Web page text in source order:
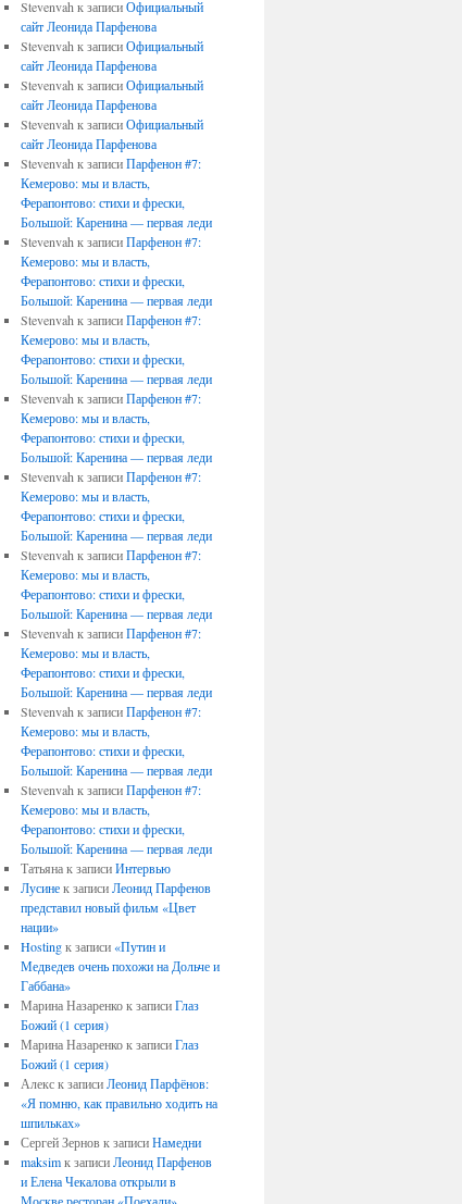
Stevenvah к записиОфициальный
сайт Леонида Парфенова
Stevenvah к записиОфициальный
сайт Леонида Парфенова
Stevenvah к записиОфициальный
сайт Леонида Парфенова
Stevenvah к записиОфициальный
сайт Леонида Парфенова
Stevenvah к записиПарфенон #7:
Кемерово: мы и власть,
Ферапонтово: стихи и фрески,
Большой: Каренина — первая леди
Stevenvah к записиПарфенон #7:
Кемерово: мы и власть,
Ферапонтово: стихи и фрески,
Большой: Каренина — первая леди
Stevenvah к записиПарфенон #7:
Кемерово: мы и власть,
Ферапонтово: стихи и фрески,
Большой: Каренина — первая леди
Stevenvah к записиПарфенон #7:
Кемерово: мы и власть,
Ферапонтово: стихи и фрески,
Большой: Каренина — первая леди
Stevenvah к записиПарфенон #7:
Кемерово: мы и власть,
Ферапонтово: стихи и фрески,
Большой: Каренина — первая леди
Stevenvah к записиПарфенон #7:
Кемерово: мы и власть,
Ферапонтово: стихи и фрески,
Большой: Каренина — первая леди
Stevenvah к записиПарфенон #7:
Кемерово: мы и власть,
Ферапонтово: стихи и фрески,
Большой: Каренина — первая леди
Stevenvah к записиПарфенон #7:
Кемерово: мы и власть,
Ферапонтово: стихи и фрески,
Большой: Каренина — первая леди
Stevenvah к записиПарфенон #7:
Кемерово: мы и власть,
Ферапонтово: стихи и фрески,
Большой: Каренина — первая леди
Татьянак записиИнтервью
Лусинек записиЛеонид Парфенов
представил новый фильм «Цвет
нации»
Hostingк записи«Путин и
Медведев очень похожи на Дольче и
Габбана»
Марина Назаренкок записиГлаз
Божий (1 серия)
Марина Назаренкок записиГлаз
Божий (1 серия)
Алекск записиЛеонид Парфёнов:
«Я помню, как правильно ходить на
шпильках»
Сергей Зерновк записиНамедни
maksimк записиЛеонид Парфенов
и Елена Чекалова открыли в